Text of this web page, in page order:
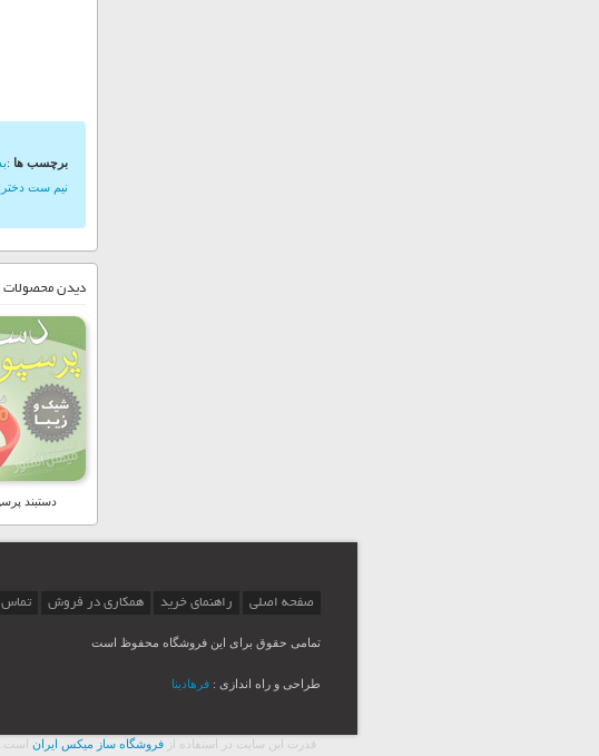
برچسب ها :
نیم ست
دیدن محصولات
دستبند
صفحه اصلی راهنمای خرید همکاری در فروش تماس
تمامی حقوق برای این فروشگاه محفوظ است
طراحی و راه اندازی : فرهادینا
قدرت اين سايت در استفاده از فروشگاه ساز ميکس ايران است.